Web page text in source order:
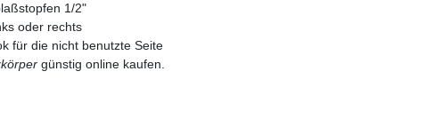
1/2"
oder rechts
für die nicht benutzte Seite
günstig online kaufen.